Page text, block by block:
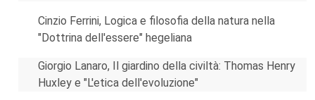
Cinzio Ferrini, Logica e filosofia della natura nella
"Dottrina dell'essere" hegeliana
Giorgio Lanaro, Il giardino della civiltà: Thomas Henry
Huxley e "L'etica dell'evoluzione"